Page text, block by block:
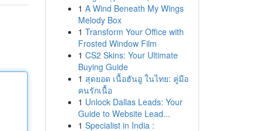
1 A Wind Beneath My Wings
Melody Box
1 Transform Your Office with
Frosted Window Film
1 CS2 Skins: Your Ultimate
Buying Guide
1 สุดยอด เนื้อฮันอู ในไทย: คู่มือ
คนรักเนื้อ
1 Unlock Dallas Leads: Your
Guide to Website Lead...
1 Specialist in India :